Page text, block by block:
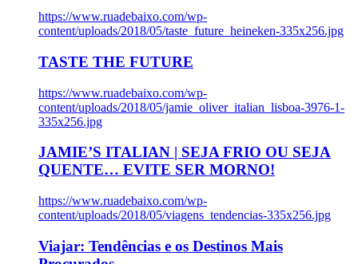
https://www.ruadebaixo.com/wp-
content/uploads/2018/05/taste_future_heineken-335x256.jpg
TASTE THE FUTURE
https://www.ruadebaixo.com/wp-
content/uploads/2018/05/jamie_oliver_italian_lisboa-3976-1-
335x256.jpg
JAMIE’S ITALIAN | SEJA FRIO OU SEJA
QUENTE… EVITE SER MORNO!
https://www.ruadebaixo.com/wp-
content/uploads/2018/05/viagens_tendencias-335x256.jpg
Viajar: Tendências e os Destinos Mais